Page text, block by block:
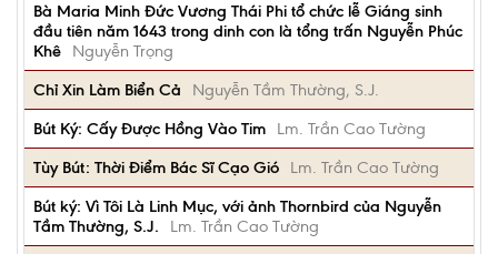
Bà Maria Minh Đức Vương Thái Phi tổ chức lễ Giáng sinh
đầu tiên năm 1643 trong dinh con là tổng trấn Nguyễn Phúc
Khê
Nguyễn Trọng
Chỉ Xin Làm Biển Cả
Nguyễn Tầm Thường, S.J.
Bút Ký: Cấy Được Hồng Vào Tim
Lm. Trần Cao Tường
Tùy Bút: Thời Điểm Bác Sĩ Cạo Gió
Lm. Trần Cao Tường
Bút ký: Vì Tôi Là Linh Mục, với ảnh Thornbird của Nguyễn
Tầm Thường, S.J.
Lm. Trần Cao Tường